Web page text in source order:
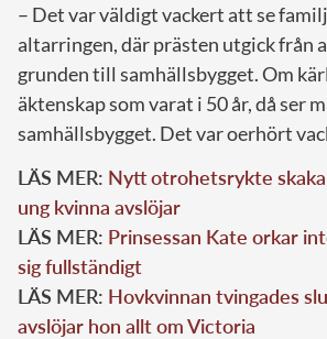
– Det var väldigt vackert att se
altarringen, där prästen utgick från
grunden till samhällsbygget. Om
äktenskap som varat i 50 år, då ser
samhällsbygget. Det var oerhört
LÄS MER: Nytt otrohetsrykte
ung kvinna avslöjar
LÄS MER: Prinsessan Kate orkar
sig fullständigt
LÄS MER: Hovkvinnan tvingades
avslöjar hon allt om Victoria